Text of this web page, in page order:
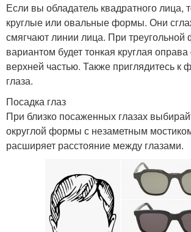
Если вы обладатель квадратного лица,
круглые или овальные формы. Они
смягчают линии лица. При
вариантом будет тонкая круглая
верхней частью. Также приглядитесь к
глаза.
Посадка глаз
При близко посаженных глазах
округлой формы с незаметным
расширяет расстояние между глазами.